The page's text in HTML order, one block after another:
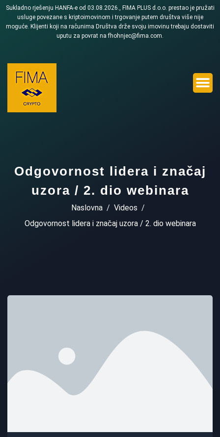
Sukladno rješenju HANFA-e od 03.08.2026., FIMA PLUS d.o.o. prestao je pružati
usluge povezane s kriptoimovinom i trgovanje putem društva više nije
moguće. Klijenti koji na računima Društva drže svoju imovinu trebaju dostaviti
uputu za povrat na fhohnjec@fima.com.
Odgovornost lidera i značaj
uzora / 2. dio webinara
Naslovna
Videos
Odgovornost lidera i značaj uzora / 2. dio webinara